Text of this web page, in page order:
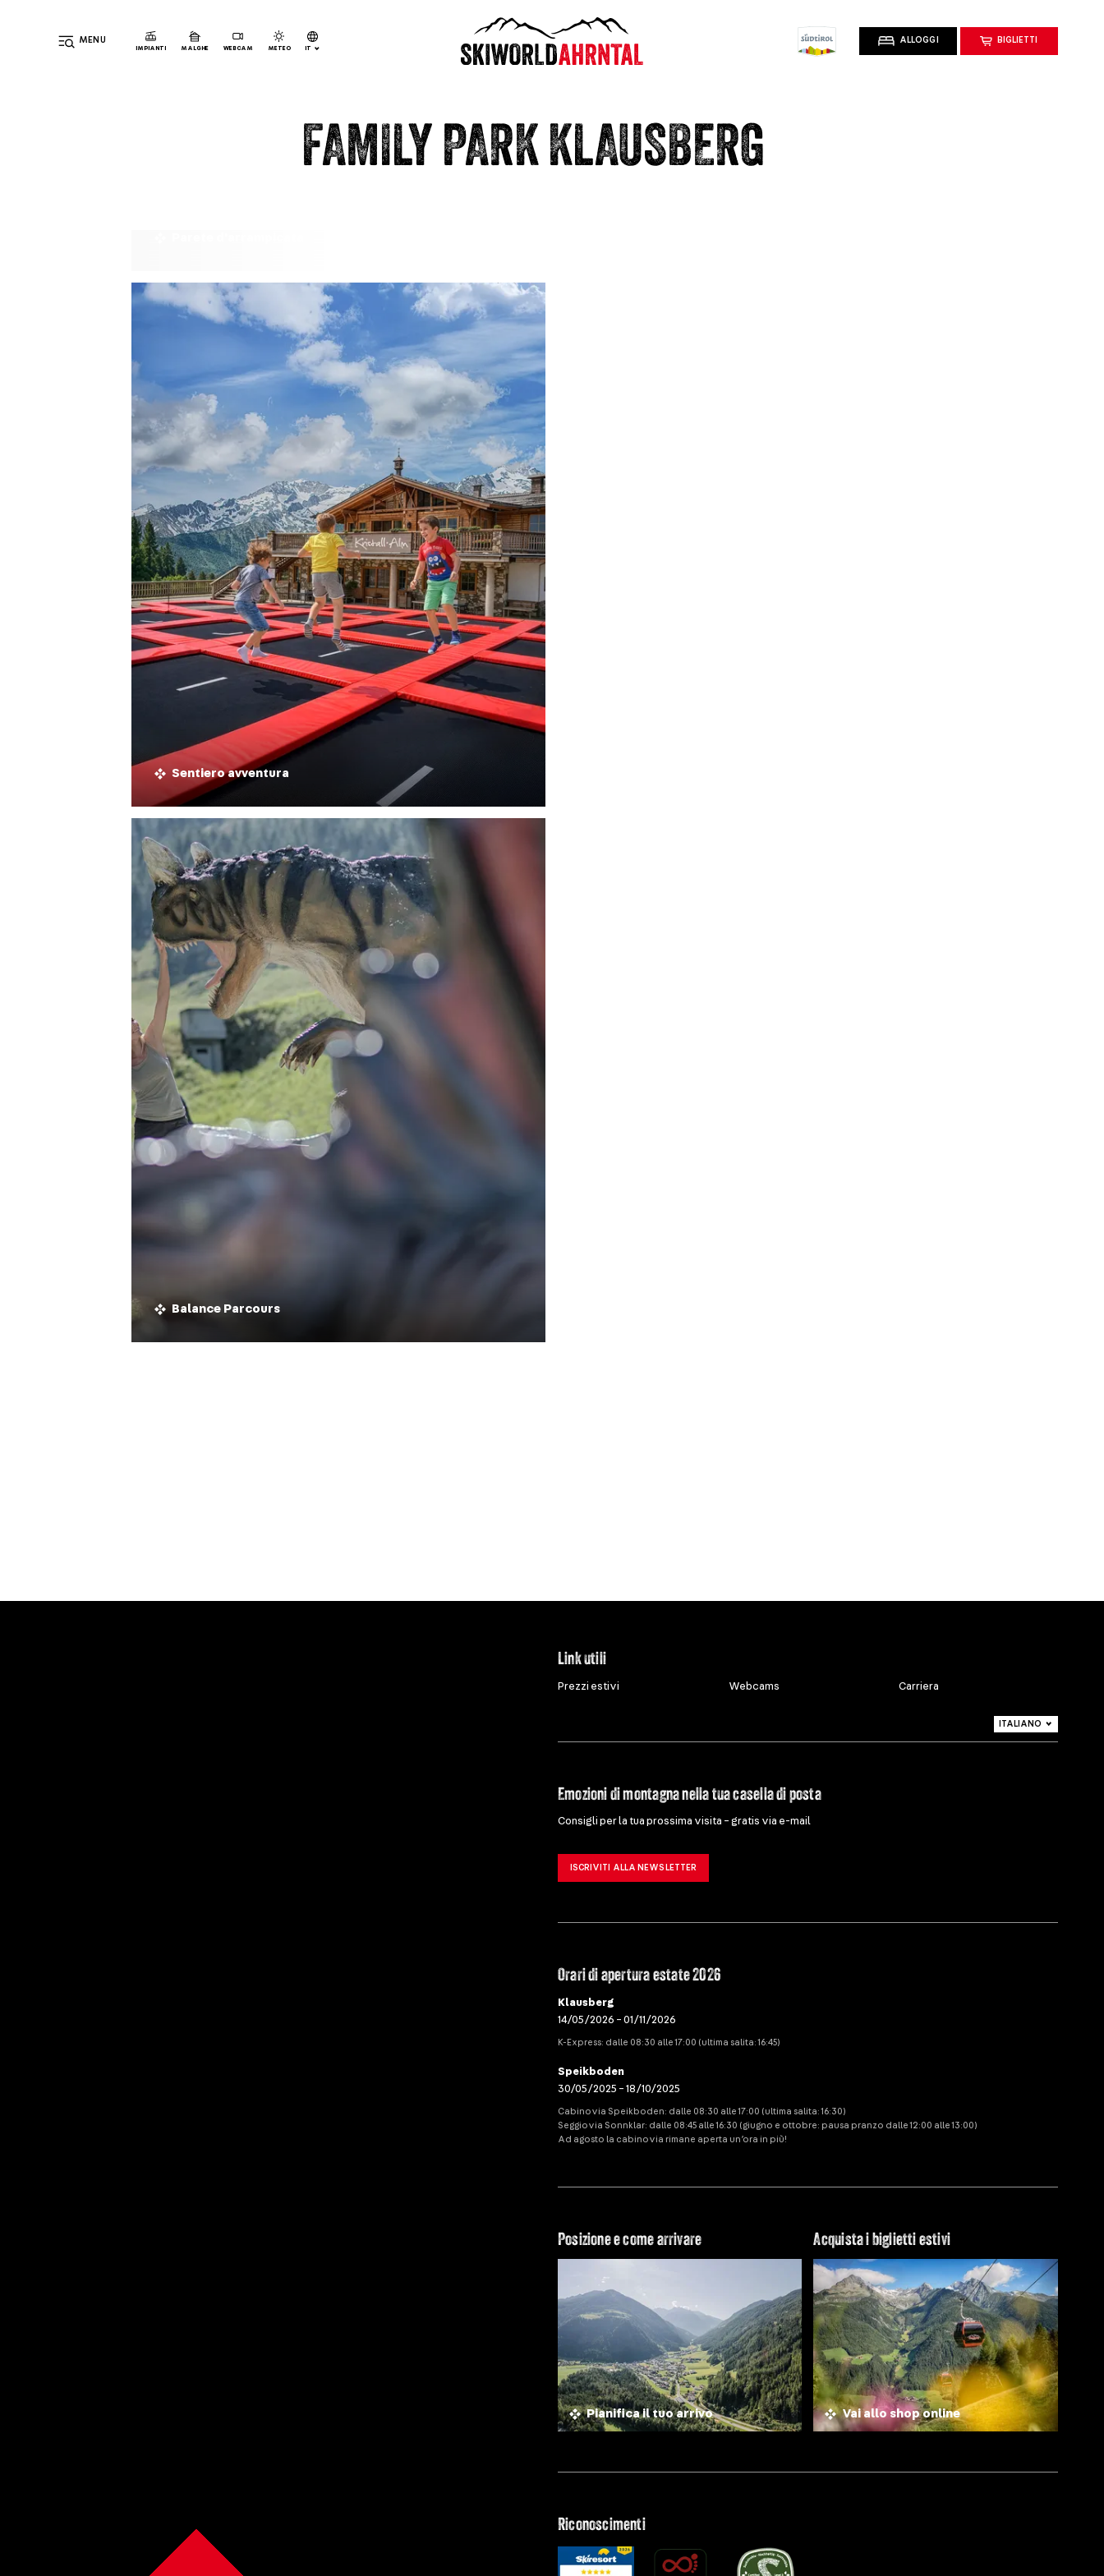
MENU
IMPIANTI MALGHE WEBCAM METEO IT
ALLOGGI BIGLIETTI
FAMILY PARK KLAUSBERG
Sentiero avventura
Balance Parcours
Balance Parcours
Dinoland
Link utili
Prezzi estivi Webcams Carriera
ITALIANO
DEUTSCH
Emozioni di montagna nella tua casella di posta
Consigli per la tua prossima visita – gratis via e-mail
ISCRIVITI ALLA NEWSLETTER
Orari di apertura estate 2026
Klausberg
14/05/2026 – 01/11/2026
K-Express: dalle 08:30 alle 17:00 (ultima salita: 16:45)
Speikboden
30/05/2025 – 18/10/2025
Cabinovia Speikboden: dalle 08:30 alle 17:00 (ultima salita: 16:30)
Seggiovia Sonnklar: dalle 08:45 alle 16:30 (giugno e ottobre: pausa pranzo dalle 12:00 alle 13:00)
Ad agosto la cabinovia rimane aperta un’ora in più!
Posizione e come arrivare
Pianifica il tuo arrivo
Acquista i biglietti estivi
Vai allo shop online
Riconoscimenti